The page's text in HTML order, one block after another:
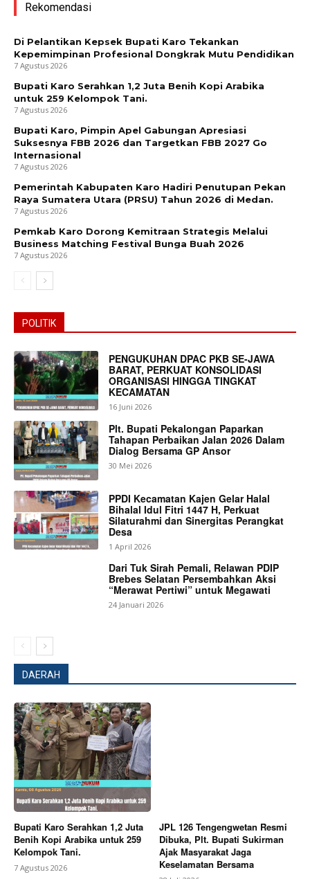
News Week
Rekomendasi
Di Pelantikan Kepsek Bupati Karo Tekankan
Kepemimpinan Profesional Dongkrak Mutu Pendidikan
7 Agustus 2026
Bupati Karo Serahkan 1,2 Juta Benih Kopi Arabika
untuk 259 Kelompok Tani.
7 Agustus 2026
Bupati Karo, Pimpin Apel Gabungan Apresiasi
Suksesnya FBB 2026 dan Targetkan FBB 2027 Go
Internasional
7 Agustus 2026
Pemerintah Kabupaten Karo Hadiri Penutupan Pekan
Raya Sumatera Utara (PRSU) Tahun 2026 di Medan.
7 Agustus 2026
Pemkab Karo Dorong Kemitraan Strategis Melalui
Business Matching Festival Bunga Buah 2026
7 Agustus 2026
POLITIK
PENGUKUHAN DPAC PKB SE-JAWA
BARAT, PERKUAT KONSOLIDASI
ORGANISASI HINGGA TINGKAT
KECAMATAN
16 Juni 2026
Plt. Bupati Pekalongan Paparkan
Tahapan Perbaikan Jalan 2026 Dalam
Dialog Bersama GP Ansor
30 Mei 2026
PPDI Kecamatan Kajen Gelar Halal
Bihalal Idul Fitri 1447 H, Perkuat
Silaturahmi dan Sinergitas Perangkat
Desa
1 April 2026
Dari Tuk Sirah Pemali, Relawan PDIP
Brebes Selatan Persembahkan Aksi
“Merawat Pertiwi” untuk Megawati
24 Januari 2026
DAERAH
Bupati Karo Serahkan 1,2 Juta
Benih Kopi Arabika untuk 259
Kelompok Tani.
7 Agustus 2026
JPL 126 Tengengwetan Resmi
Dibuka, Plt. Bupati Sukirman
Ajak Masyarakat Jaga
Keselamatan Bersama